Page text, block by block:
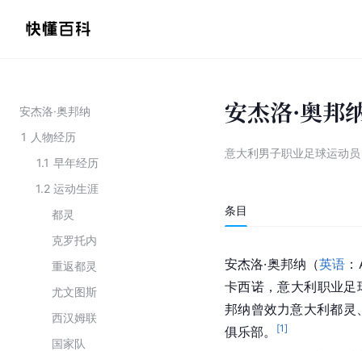
安杰洛·奥邦纳
1 人物经历
1.1 早年经历
1.2 运动生涯
都灵
克罗托内
重返都灵
尤文图斯
西汉姆联
国家队
安杰洛·奥邦
意大利男子职业足球运动员
条目
安杰洛·奥邦纳（英语
卡西诺 ，意大利职业
邦纳曾效力意大利都灵
俱乐部。
[1]